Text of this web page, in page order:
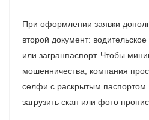
При оформлении заявки
второй документ:
или загранпаспорт. Чтобы
мошенничества, компания
селфи с раскрытым паспортом.
загрузить скан или фото